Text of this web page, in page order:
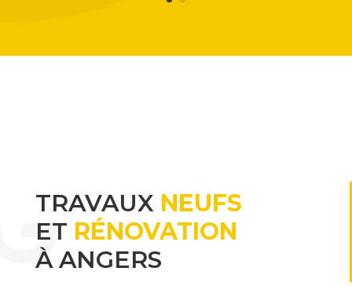
TRAVAUX NEUFS
ET RÉNOVATION
À ANGERS